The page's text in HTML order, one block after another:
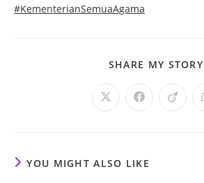
#KementerianSemuaAgama
SHARE MY STORY
Opens Opens Opens
YOU MIGHT ALSO LIKE